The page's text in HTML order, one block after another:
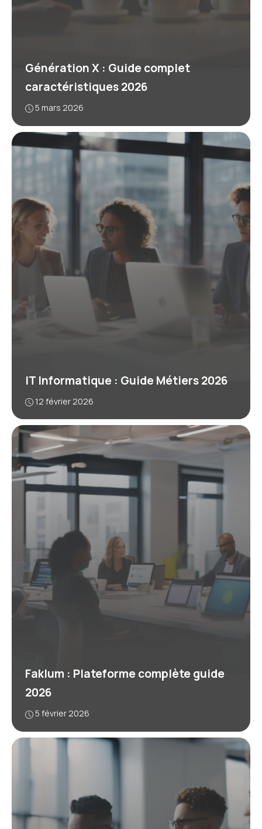
Génération X : Guide complet
caractéristiques 2026
5 mars 2026
IT Informatique : Guide Métiers 2026
12 février 2026
Faklum : Plateforme complète guide
2026
5 février 2026